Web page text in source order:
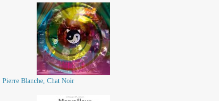
Pierre Blanche, Chat Noir